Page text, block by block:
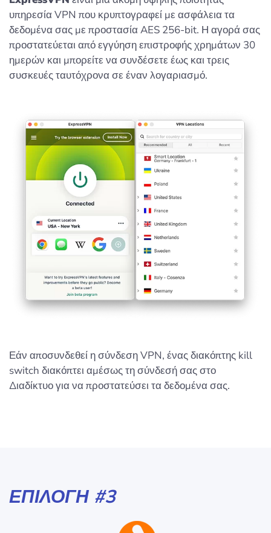
υπηρεσία VPN που κρυπτογραφεί με ασφάλεια τα
δεδομένα σας με προστασία AES 256-bit. Η αγορά σας
προστατεύεται από εγγύηση επιστροφής χρημάτων 30
ημερών και μπορείτε να συνδέσετε έως και τρεις
συσκευές ταυτόχρονα σε έναν λογαριασμό.
Εάν αποσυνδεθεί η σύνδεση VPN, ένας διακόπτης kill
switch διακόπτει αμέσως τη σύνδεσή σας στο
Διαδίκτυο για να προστατεύσει τα δεδομένα σας.
ΕΠΙΛΟΓΉ #3